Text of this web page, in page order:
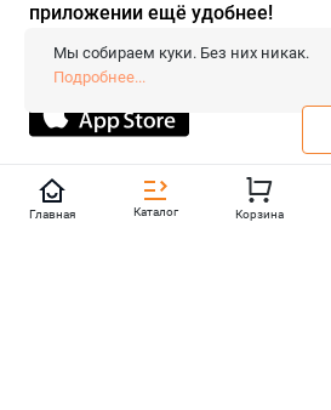
© 2026 «FieraShop.ru»
Сопровождение сайта
- Вебформат.
Все права защищены.
Не является публичной офертой
Политика конфиденциальности
Главная Каталог Корзина
приложении ещё удобнее!
Мы собираем куки. Без них никак.
Подробнее...